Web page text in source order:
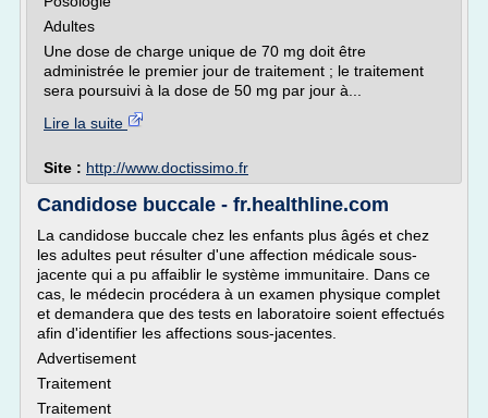
Adultes
Une dose de charge unique de 70 mg doit être
administrée le premier jour de traitement ; le traitement
sera poursuivi à la dose de 50 mg par jour à...
Lire la suite
Site : http://www.doctissimo.fr
Candidose buccale - fr.healthline.com
La candidose buccale chez les enfants plus âgés et chez
les adultes peut résulter d'une affection médicale sous-
jacente qui a pu affaiblir le système immunitaire. Dans ce
cas, le médecin procédera à un examen physique complet
et demandera que des tests en laboratoire soient effectués
afin d'identifier les affections sous-jacentes.
Advertisement
Traitement
Traitement